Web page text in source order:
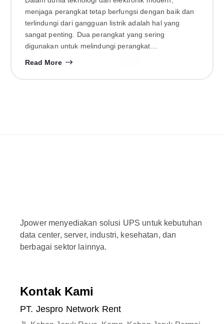
Hubungi
Kami
menjaga perangkat tetap berfungsi dengan baik dan
terlindungi dari gangguan listrik adalah hal yang
sangat penting. Dua perangkat yang sering
digunakan untuk melindungi perangkat…
Read More
Jpower menyediakan solusi UPS untuk kebutuhan
data center, server, industri, kesehatan, dan
berbagai sektor lainnya.
Kontak Kami
PT. Jespro Network Rent